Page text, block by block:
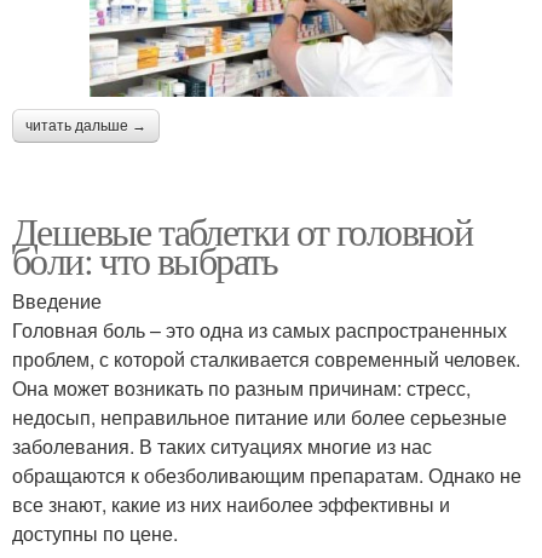
читать дальше →
Дешевые таблетки от головной
боли: что выбрать
Введение
Головная боль – это одна из самых распространенных
проблем, с которой сталкивается современный человек.
Она может возникать по разным причинам: стресс,
недосып, неправильное питание или более серьезные
заболевания. В таких ситуациях многие из нас
обращаются к обезболивающим препаратам. Однако не
все знают, какие из них наиболее эффективны и
доступны по цене.